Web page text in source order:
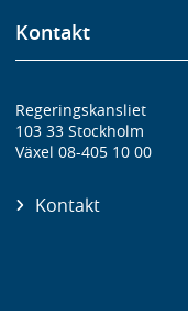
Kontakt
Regeringskansliet
103 33 Stockholm
Växel 08-405 10 00
Kontakt